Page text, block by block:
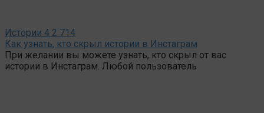
Истории 4 2 714
Как узнать, кто скрыл истории в Инстаграм
При желании вы можете узнать, кто скрыл от вас
истории в Инстаграм. Любой пользователь